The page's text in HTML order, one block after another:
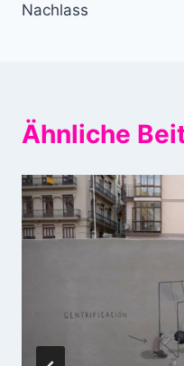
Nachlass
Ähnliche